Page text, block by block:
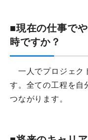
■現在の仕事で
時ですか？
一人でプロジェク
す。全ての工程を自
つながります。